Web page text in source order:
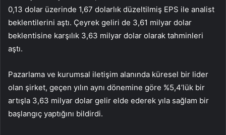
0,13 dolar üzerinde 1,67 dolarlık düzeltilmiş EPS ile analist
beklentilerini aştı. Çeyrek geliri de 3,61 milyar dolar
beklentisine karşılık 3,63 milyar dolar olarak tahminleri
aştı.
Pazarlama ve kurumsal iletişim alanında küresel bir lider
olan şirket, geçen yılın aynı dönemine göre %5,4’lük bir
artışla 3,63 milyar dolar gelir elde ederek yıla sağlam bir
başlangıç yaptığını bildirdi.